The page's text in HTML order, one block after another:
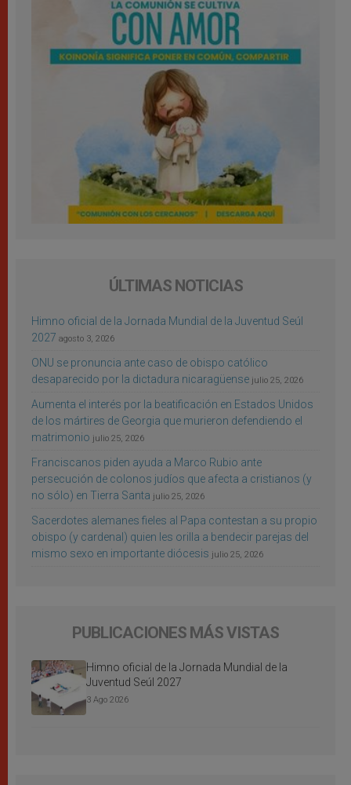
ÚLTIMAS NOTICIAS
Himno oficial de la Jornada Mundial de la Juventud Seúl
2027 agosto 3, 2026
ONU se pronuncia ante caso de obispo católico
desaparecido por la dictadura nicaragüense julio 25, 2026
Aumenta el interés por la beatificación en Estados Unidos
de los mártires de Georgia que murieron defendiendo el
matrimonio julio 25, 2026
Franciscanos piden ayuda a Marco Rubio ante
persecución de colonos judíos que afecta a cristianos (y
no sólo) en Tierra Santa julio 25, 2026
Sacerdotes alemanes fieles al Papa contestan a su propio
obispo (y cardenal) quien les orilla a bendecir parejas del
mismo sexo en importante diócesis julio 25, 2026
PUBLICACIONES MÁS VISTAS
Himno oficial de la Jornada Mundial de la
Juventud Seúl 2027
3 Ago 2026